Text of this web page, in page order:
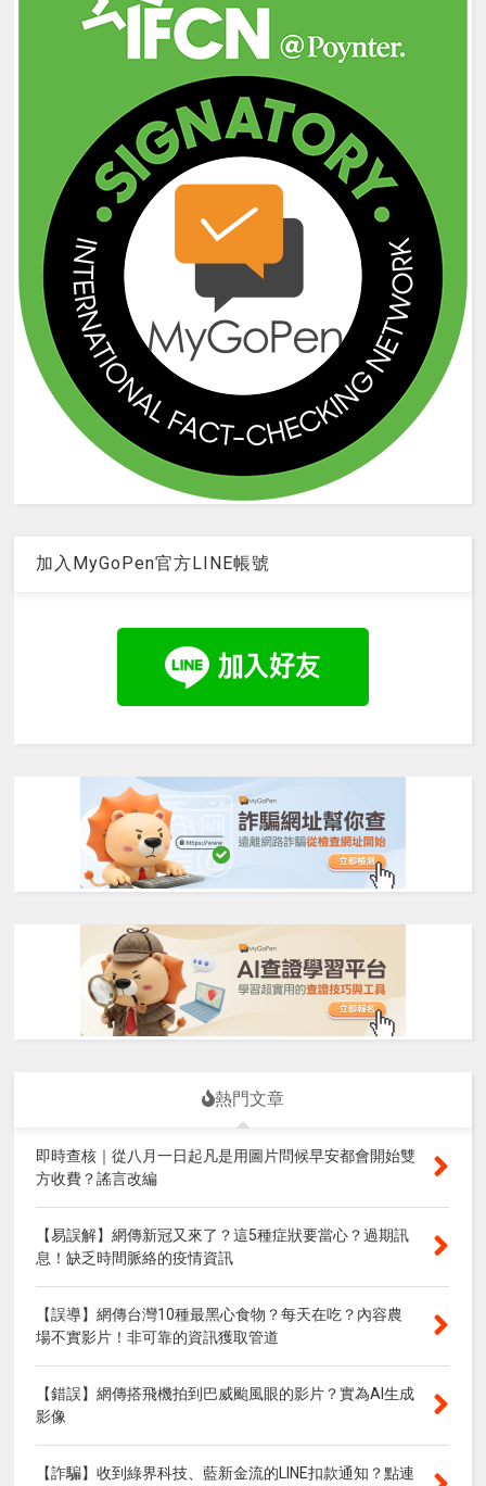
加入MyGoPen官方LINE帳號
熱門文章
即時查核｜從八月一日起凡是用圖片問候早安都會開始雙
方收費？謠言改編
【易誤解】網傳新冠又來了？這5種症狀要當心？過期訊
息！缺乏時間脈絡的疫情資訊
【誤導】網傳台灣10種最黑心食物？每天在吃？內容農
場不實影片！非可靠的資訊獲取管道
【錯誤】網傳搭飛機拍到巴威颱風眼的影片？實為AI生成
影像
【詐騙】收到綠界科技、藍新金流的LINE扣款通知？點連